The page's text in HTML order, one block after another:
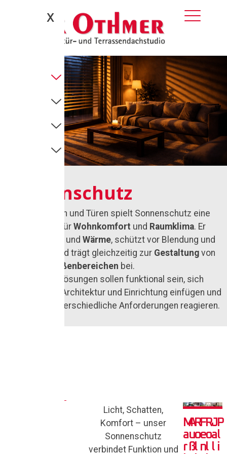
X
Sonnenschutz
Sonnenschutz
Neben Fenstern und Türen spielt Sonnenschutz eine
zentrale Rolle für Wohnkomfort und Raumklima. Er
und Wärme, schützt vor Blendung und
Überhitzung und trägt gleichzeitig zur Gestaltungvon
Innen- und Außenbereichen bei.
Sonnenschutzlösungen sollen funktional sein, sich
harmonisch in Architektur und Einrichtung einfügen und
flexibel auf unterschiedliche Anforderungen reagieren.
Licht, Schatten,
Komfort – unser
Sonnenschutz
verbindet Funktion und
M
a
r
A
u
ß
R
o
l
F
e
n
R
o
l
J
a
l
P
l
i